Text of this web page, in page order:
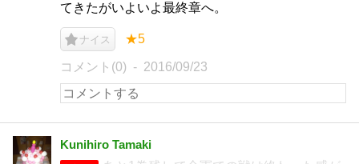
てきたがいよいよ最終章へ。
ナイス ★5
コメント(0) 2016/09/23
Kunihiro Tamaki